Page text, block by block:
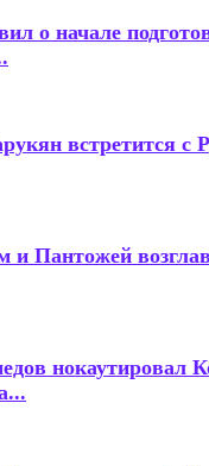
о начале
встретится с
и Пантожей
нокаутировал